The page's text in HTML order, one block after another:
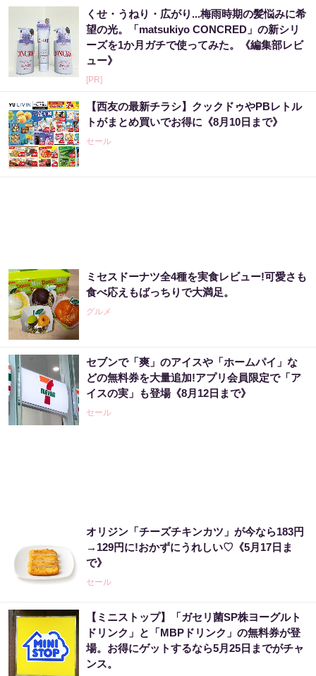
くせ・うねり・広がり...梅雨時期の髪悩みに希
望の光。「matsukiyo CONCRED」の新シリ
ーズを1か月ガチで使ってみた。《編集部レビ
ュー》
[PR]
【西友の最新チラシ】クックドゥやPBレトル
トがまとめ買いでお得に《8月10日まで》
セール
ミセスドーナツ全4種を実食レビュー!可愛さも
食べ応えもばっちりで大満足。
グルメ
セブンで「爽」のアイスや「ホームパイ」な
どの無料券を大量追加!アプリ会員限定で「ア
イスの実」も登場《8月12日まで》
セール
オリジン「チーズチキンカツ」が今なら183円
→129円に!おかずにうれしい♡《5月17日ま
で》
セール
【ミニストップ】「ガセリ菌SP株ヨーグルト
ドリンク」と「MBPドリンク」の無料券が登
場。お得にゲットするなら5月25日までがチャ
ンス。